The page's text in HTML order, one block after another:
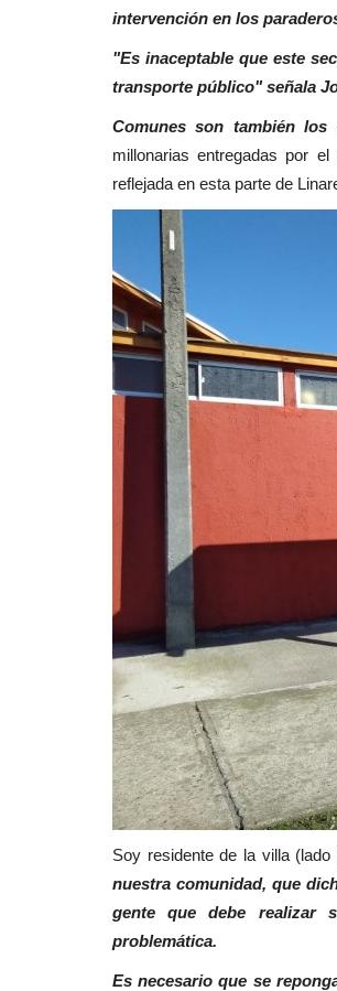
intervención en los
"Es inaceptable que este
transporte público" señala
Comunes son también los
millonarias entregadas por
reflejada en esta parte de
Soy residente de la villa (lado
nuestra comunidad, que
gente que debe realizar
problemática.
Es necesario que se
Tribunales
Corte de
audiencia para
Editora
Comienza el proceso
Contardo